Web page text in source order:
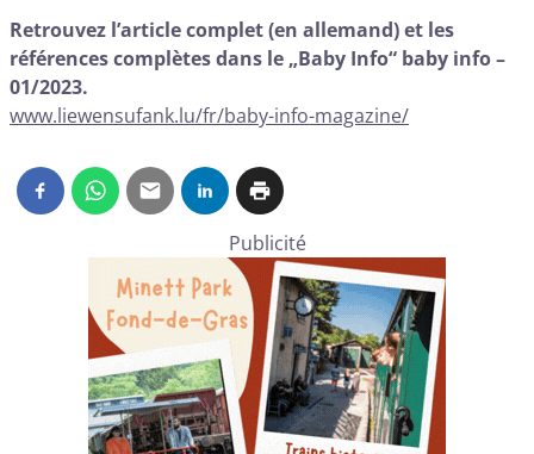
Retrouvez l’article complet (en allemand) et les
références complètes dans le „Baby Info“ baby info –
01/2023.
www.liewensufank.lu/fr/baby-info-magazine/
Publicité